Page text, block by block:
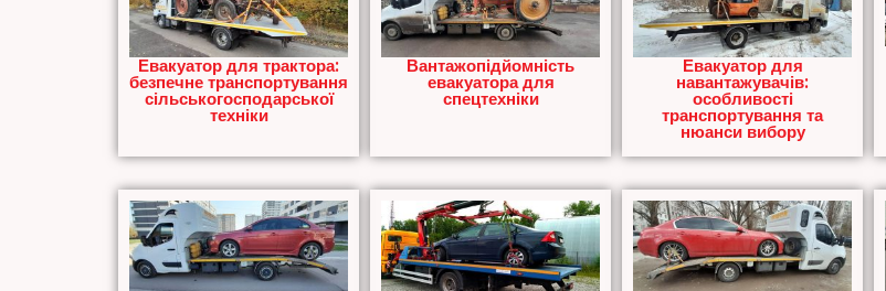
Евакуатор для трактора:
безпечне транспортування
сільськогосподарської
техніки
Вантажопідйомність
евакуатора для
спецтехніки
Евакуатор для
навантажувачів:
особливості
транспортування та
нюанси вибору